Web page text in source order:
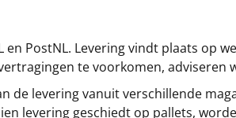
en PostNL. Levering vindt plaats op
te voorkomen,
de levering vanuit verschillende
levering geschiedt op pallets,